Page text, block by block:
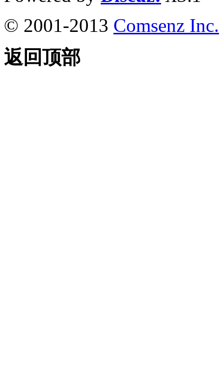
© 2001-2013 Comsenz Inc.
返回顶部